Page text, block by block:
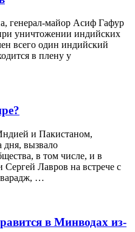
генерал-майор Асиф Гафур
уничтожении индийских
всего один индийский
в плену у
и Пакистаном,
дня, вызвало
в том числе, и в
Лавров на встрече с
…
в Минводах из-